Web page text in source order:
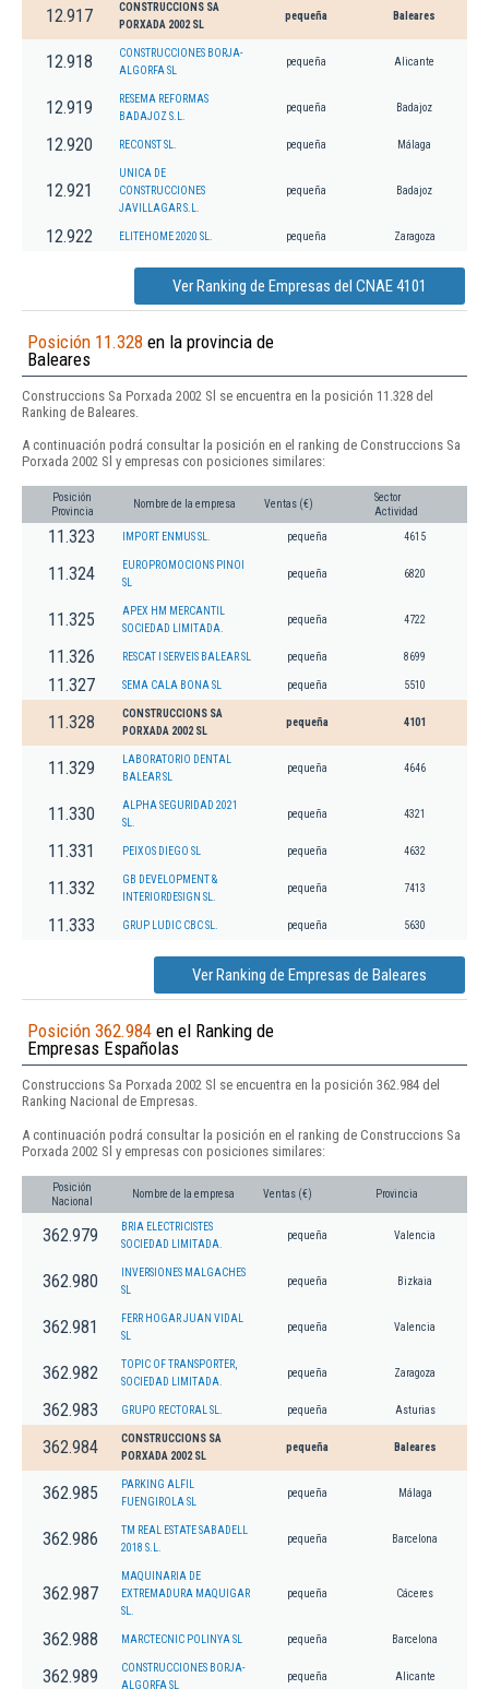
12.917
CONSTRUCCIONS SA
PORXADA 2002 SL
pequeña Baleares
12.918
CONSTRUCCIONES BORJA-
ALGORFA SL
pequeña Alicante
12.919
RESEMA REFORMAS
BADAJOZ S.L.
pequeña Badajoz
12.920 RECONST SL. pequeña Málaga
12.921
UNICA DE
CONSTRUCCIONES
JAVILLAGAR S.L.
pequeña Badajoz
12.922 ELITEHOME 2020 SL. pequeña Zaragoza
Ver Ranking de Empresas del CNAE 4101
Posición 11.328 en la provincia de
Baleares
Construccions Sa Porxada 2002 Sl se encuentra en la posición 11.328 del
Ranking de Baleares.
A continuación podrá consultar la posición en el ranking de Construccions Sa
Porxada 2002 Sl y empresas con posiciones similares:
Posición
Provincia
Nombre de la empresa Ventas (€)
Sector
Actividad
11.323 IMPORT ENMUS SL. pequeña 4615
11.324
EUROPROMOCIONS PINOI
SL
pequeña 6820
11.325
APEX HM MERCANTIL
SOCIEDAD LIMITADA.
pequeña 4722
11.326 RESCAT I SERVEIS BALEAR SL pequeña 8699
11.327 SEMA CALA BONA SL pequeña 5510
11.328
CONSTRUCCIONS SA
PORXADA 2002 SL
pequeña 4101
11.329
LABORATORIO DENTAL
BALEAR SL
pequeña 4646
11.330
ALPHA SEGURIDAD 2021
SL.
pequeña 4321
11.331 PEIXOS DIEGO SL pequeña 4632
11.332
GB DEVELOPMENT &
INTERIORDESIGN SL.
pequeña 7413
11.333 GRUP LUDIC CBC SL. pequeña 5630
Ver Ranking de Empresas de Baleares
Posición 362.984 en el Ranking de
Empresas Españolas
Construccions Sa Porxada 2002 Sl se encuentra en la posición 362.984 del
Ranking Nacional de Empresas.
A continuación podrá consultar la posición en el ranking de Construccions Sa
Porxada 2002 Sl y empresas con posiciones similares:
Posición
Nacional
Nombre de la empresa Ventas (€) Provincia
362.979
BRIA ELECTRICISTES
SOCIEDAD LIMITADA.
pequeña Valencia
362.980
INVERSIONES MALGACHES
SL
pequeña Bizkaia
362.981
FERR HOGAR JUAN VIDAL
SL
pequeña Valencia
362.982
TOPIC OF TRANSPORTER,
SOCIEDAD LIMITADA.
pequeña Zaragoza
362.983 GRUPO RECTORAL SL. pequeña Asturias
362.984
CONSTRUCCIONS SA
PORXADA 2002 SL
pequeña Baleares
362.985
PARKING ALFIL
FUENGIROLA SL
pequeña Málaga
362.986
TM REAL ESTATE SABADELL
2018 S.L.
pequeña Barcelona
362.987
MAQUINARIA DE
EXTREMADURA MAQUIGAR
SL.
pequeña Cáceres
362.988 MARCTECNIC POLINYA SL pequeña Barcelona
362.989
CONSTRUCCIONES BORJA-
ALGORFA SL
pequeña Alicante